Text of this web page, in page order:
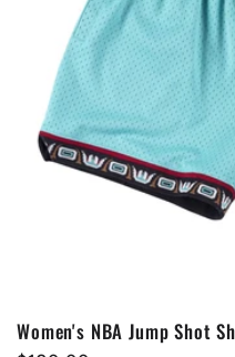
Women's NBA Jump Shot